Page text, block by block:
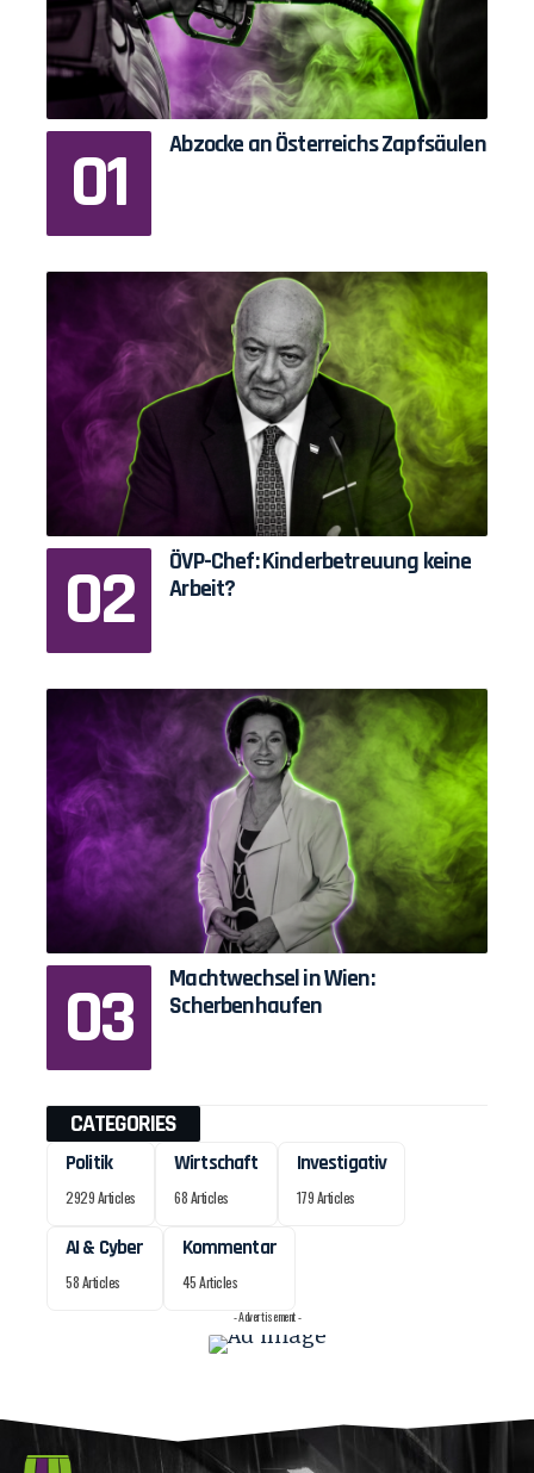
Abzocke an Österreichs Zapfsäulen
ÖVP-Chef: Kinderbetreuung keine
Arbeit?
Machtwechsel in Wien:
Scherbenhaufen
CATEGORIES
Politik
2929 Articles
Wirtschaft
68 Articles
Investigativ
179 Articles
AI & Cyber
58 Articles
Kommentar
45 Articles
- Advertisement -